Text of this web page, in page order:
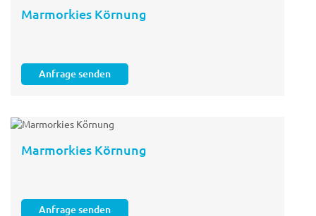
Marmorkies Körnung
Anfrage senden
Marmorkies Körnung
Anfrage senden